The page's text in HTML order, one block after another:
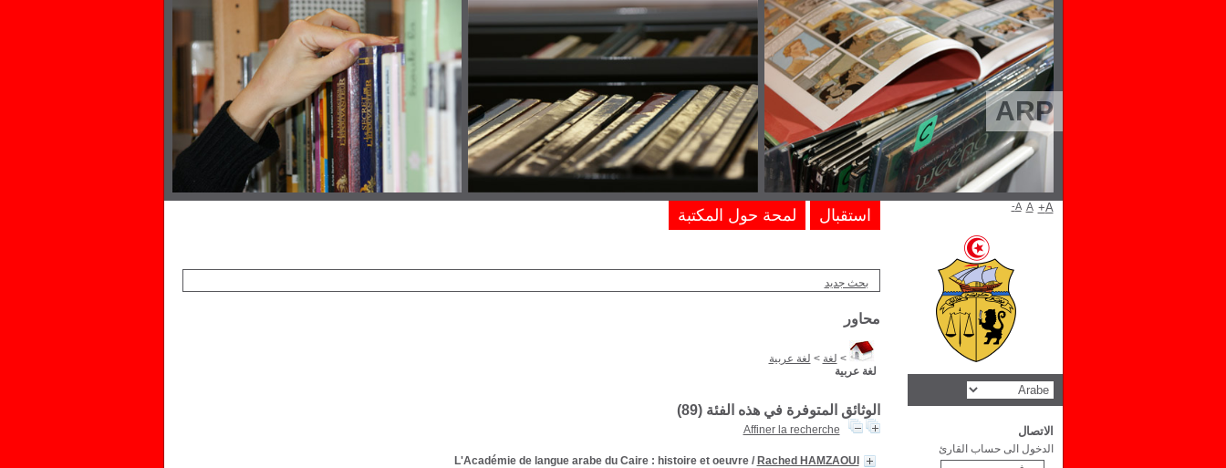
ARP
بحث جديد
محاور
> لغة > لغة عربية
لغة عربية
الوثائق المتوفرة في هذه الفئة (89
)
Affiner la recherche
L'Académie de langue arabe du Caire : histoire et oeuvre/ Rached HAMZAOUI
استقبال لمحة حول المكتبة A- A A+
الاتصال
الدخول الى حساب القارئ